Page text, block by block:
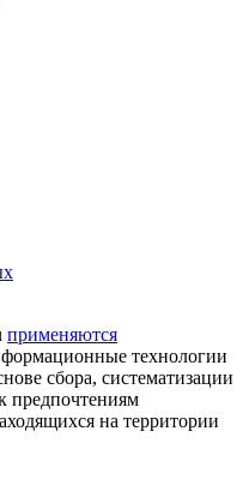
применяются
технологии
сбора, систематизации
предпочтениям
на территории